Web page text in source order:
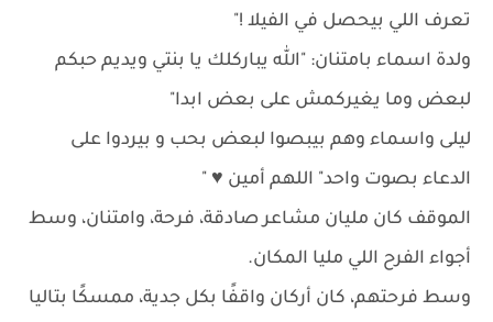
تعرف اللي بيحصل في الفيلا !"
ولدة اسماء بامتنان: "الله يباركلك يا بنتي ويديم حبكم
لبعض وما يغيركمش على بعض ابدا"
ليلى واسماء وهم بيبصوا لبعض بحب و بيردوا على
الدعاء بصوت واحد" اللهم أمين ♥️ "
الموقف كان مليان مشاعر صادقة، فرحة، وامتنان، وسط
أجواء الفرح اللي مليا المكان.
وسط فرحتهم، كان أركان واقفًا بكل جدية، ممسكًا بتاليا